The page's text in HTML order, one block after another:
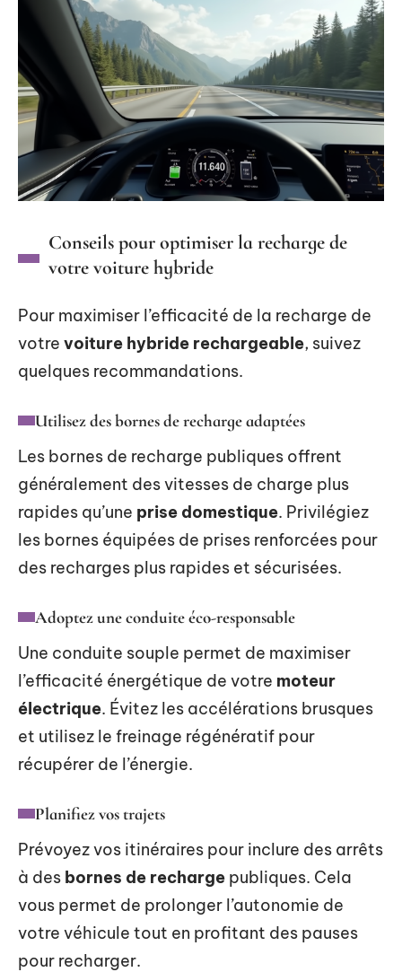
Conseils pour optimiser la recharge de
votre voiture hybride
Pour maximiser l’efficacité de la recharge de
votre voiture hybride rechargeable, suivez
quelques recommandations.
Utilisez des bornes de recharge adaptées
Les bornes de recharge publiques offrent
généralement des vitesses de charge plus
rapides qu’une prise domestique. Privilégiez
les bornes équipées de prises renforcées pour
des recharges plus rapides et sécurisées.
Adoptez une conduite éco-responsable
Une conduite souple permet de maximiser
l’efficacité énergétique de votre moteur
électrique. Évitez les accélérations brusques
et utilisez le freinage régénératif pour
récupérer de l’énergie.
Planifiez vos trajets
Prévoyez vos itinéraires pour inclure des arrêts
à des bornes de recharge publiques. Cela
vous permet de prolonger l’autonomie de
votre véhicule tout en profitant des pauses
pour recharger.